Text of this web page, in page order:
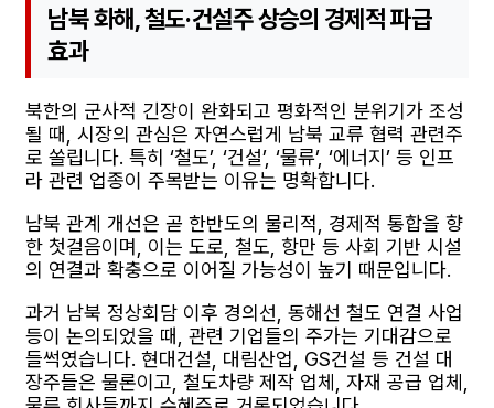
남북 화해, 철도·건설주 상승의 경제적 파급
효과
북한의 군사적 긴장이 완화되고 평화적인 분위기가 조성
될 때, 시장의 관심은 자연스럽게 남북 교류 협력 관련주
로 쏠립니다. 특히 ‘철도’, ‘건설’, ‘물류’, ‘에너지’ 등 인프
라 관련 업종이 주목받는 이유는 명확합니다.
남북 관계 개선은 곧 한반도의 물리적, 경제적 통합을 향
한 첫걸음이며, 이는 도로, 철도, 항만 등 사회 기반 시설
의 연결과 확충으로 이어질 가능성이 높기 때문입니다.
과거 남북 정상회담 이후 경의선, 동해선 철도 연결 사업
등이 논의되었을 때, 관련 기업들의 주가는 기대감으로
들썩였습니다. 현대건설, 대림산업, GS건설 등 건설 대
장주들은 물론이고, 철도차량 제작 업체, 자재 공급 업체,